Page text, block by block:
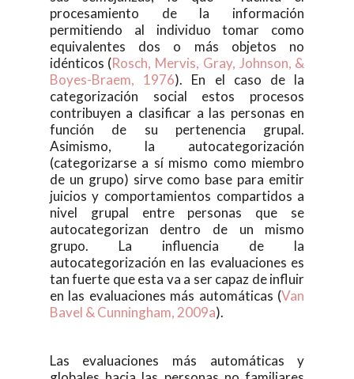
procesamiento de la información
permitiendo al individuo tomar como
equivalentes dos o más objetos no
idénticos (Rosch, Mervis, Gray, Johnson, &
Boyes-Braem, 1976). En el caso de la
categorización social estos procesos
contribuyen a clasificar a las personas en
función de su pertenencia grupal.
Asimismo, la autocategorización
(categorizarse a sí mismo como miembro
de un grupo) sirve como base para emitir
juicios y comportamientos compartidos a
nivel grupal entre personas que se
autocategorizan dentro de un mismo
grupo. La influencia de la
autocategorización en las evaluaciones es
tan fuerte que esta va a ser capaz de influir
en las evaluaciones más automáticas (Van
Bavel & Cunningham, 2009a).
Las evaluaciones más automáticas y